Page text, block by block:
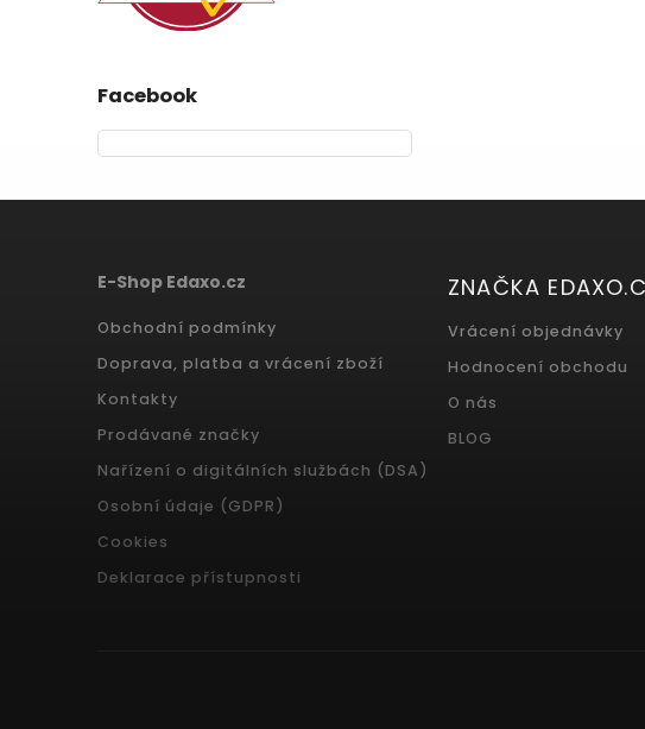
Facebook
E-Shop Edaxo.cz
Obchodní podmínky
Doprava, platba a vrácení zboží
Kontakty
Prodávané značky
Nařízení o digitálních službách (DSA)
Osobní údaje (GDPR)
Cookies
Deklarace přístupnosti
ZNAČKA
Vrácení objednávky
Hodnocení obchodu
O nás
BLOG